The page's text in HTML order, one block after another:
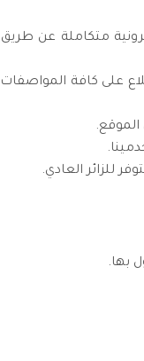
متكاملة عن
على كافة
الموقع.
للزائر العادي.